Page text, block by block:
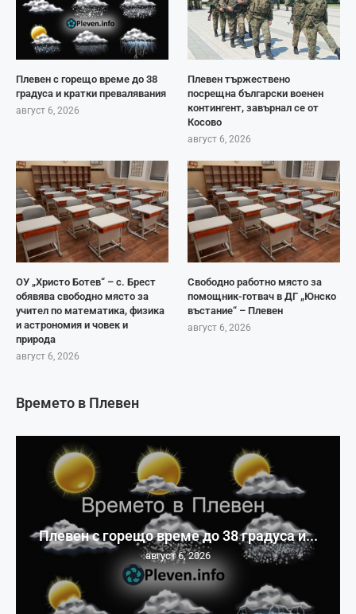
Плевен с горещо време до 38
градуса и кратки превалявания
август 6, 2026
Плевен тържествено
посрещна български военен
контингент, завърнал се от
Косово
август 6, 2026
ОУ „Христо Ботев“ – с. Брест
обявява свободно място за
учител по математика, физика
и астрономия и човек и
природа
август 6, 2026
Свободно работно място за
помощник-готвач в ДГ „Юнско
въстание“ – Плевен
август 6, 2026
Времето в Плевен
Плевен с горещо време до 38 градуса и...
август 6, 2026